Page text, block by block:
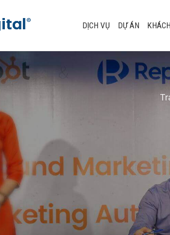
DỊCH VỤ DỰ ÁN
Recap
dụng công
nghiệm khách
2020